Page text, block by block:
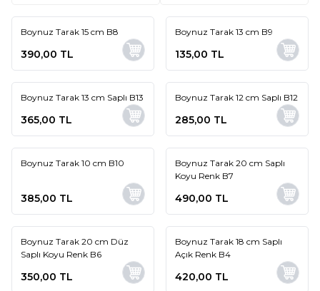
Yeni
Boynuz Tarak 15 cm B8
390,00 TL
Yeni
Boynuz Tarak 13 cm B9
135,00 TL
Yeni
Boynuz Tarak 13 cm Saplı B13
365,00 TL
Yeni
Boynuz Tarak 12 cm Saplı B12
285,00 TL
Yeni
Boynuz Tarak 10 cm B10
385,00 TL
Boynuz Tarak 20 cm Saplı
Koyu Renk B7
490,00 TL
Boynuz Tarak 20 cm Düz
Saplı Koyu Renk B6
350,00 TL
Boynuz Tarak 18 cm Saplı
Açık Renk B4
420,00 TL